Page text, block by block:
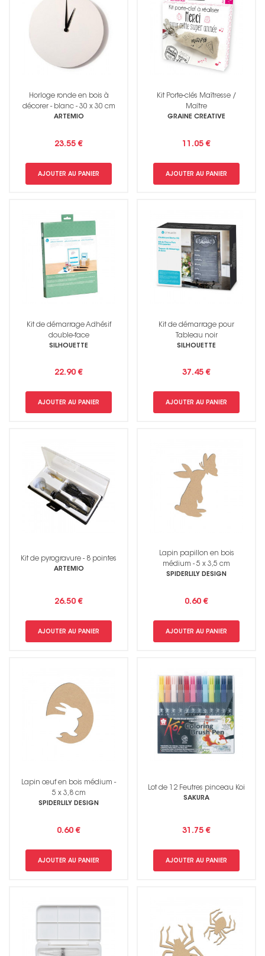
Horloge ronde en bois à
décorer - blanc - 30 x 30 cm
ARTEMIO
23.55 €
AJOUTER AU PANIER
Kit Porte-clés Maîtresse /
Maître
GRAINE CREATIVE
11.05 €
AJOUTER AU PANIER
Kit de démarrage Adhésif
double-face
SILHOUETTE
22.90 €
AJOUTER AU PANIER
Kit de démarrage pour
Tableau noir
SILHOUETTE
37.45 €
AJOUTER AU PANIER
Kit de pyrogravure - 8 pointes
ARTEMIO
26.50 €
AJOUTER AU PANIER
Lapin papillon en bois
médium - 5 x 3,5 cm
SPIDERLILY DESIGN
0.60 €
AJOUTER AU PANIER
Lapin œuf en bois médium -
5 x 3,8 cm
SPIDERLILY DESIGN
0.60 €
AJOUTER AU PANIER
Lot de 12 Feutres pinceau Koi
SAKURA
31.75 €
AJOUTER AU PANIER